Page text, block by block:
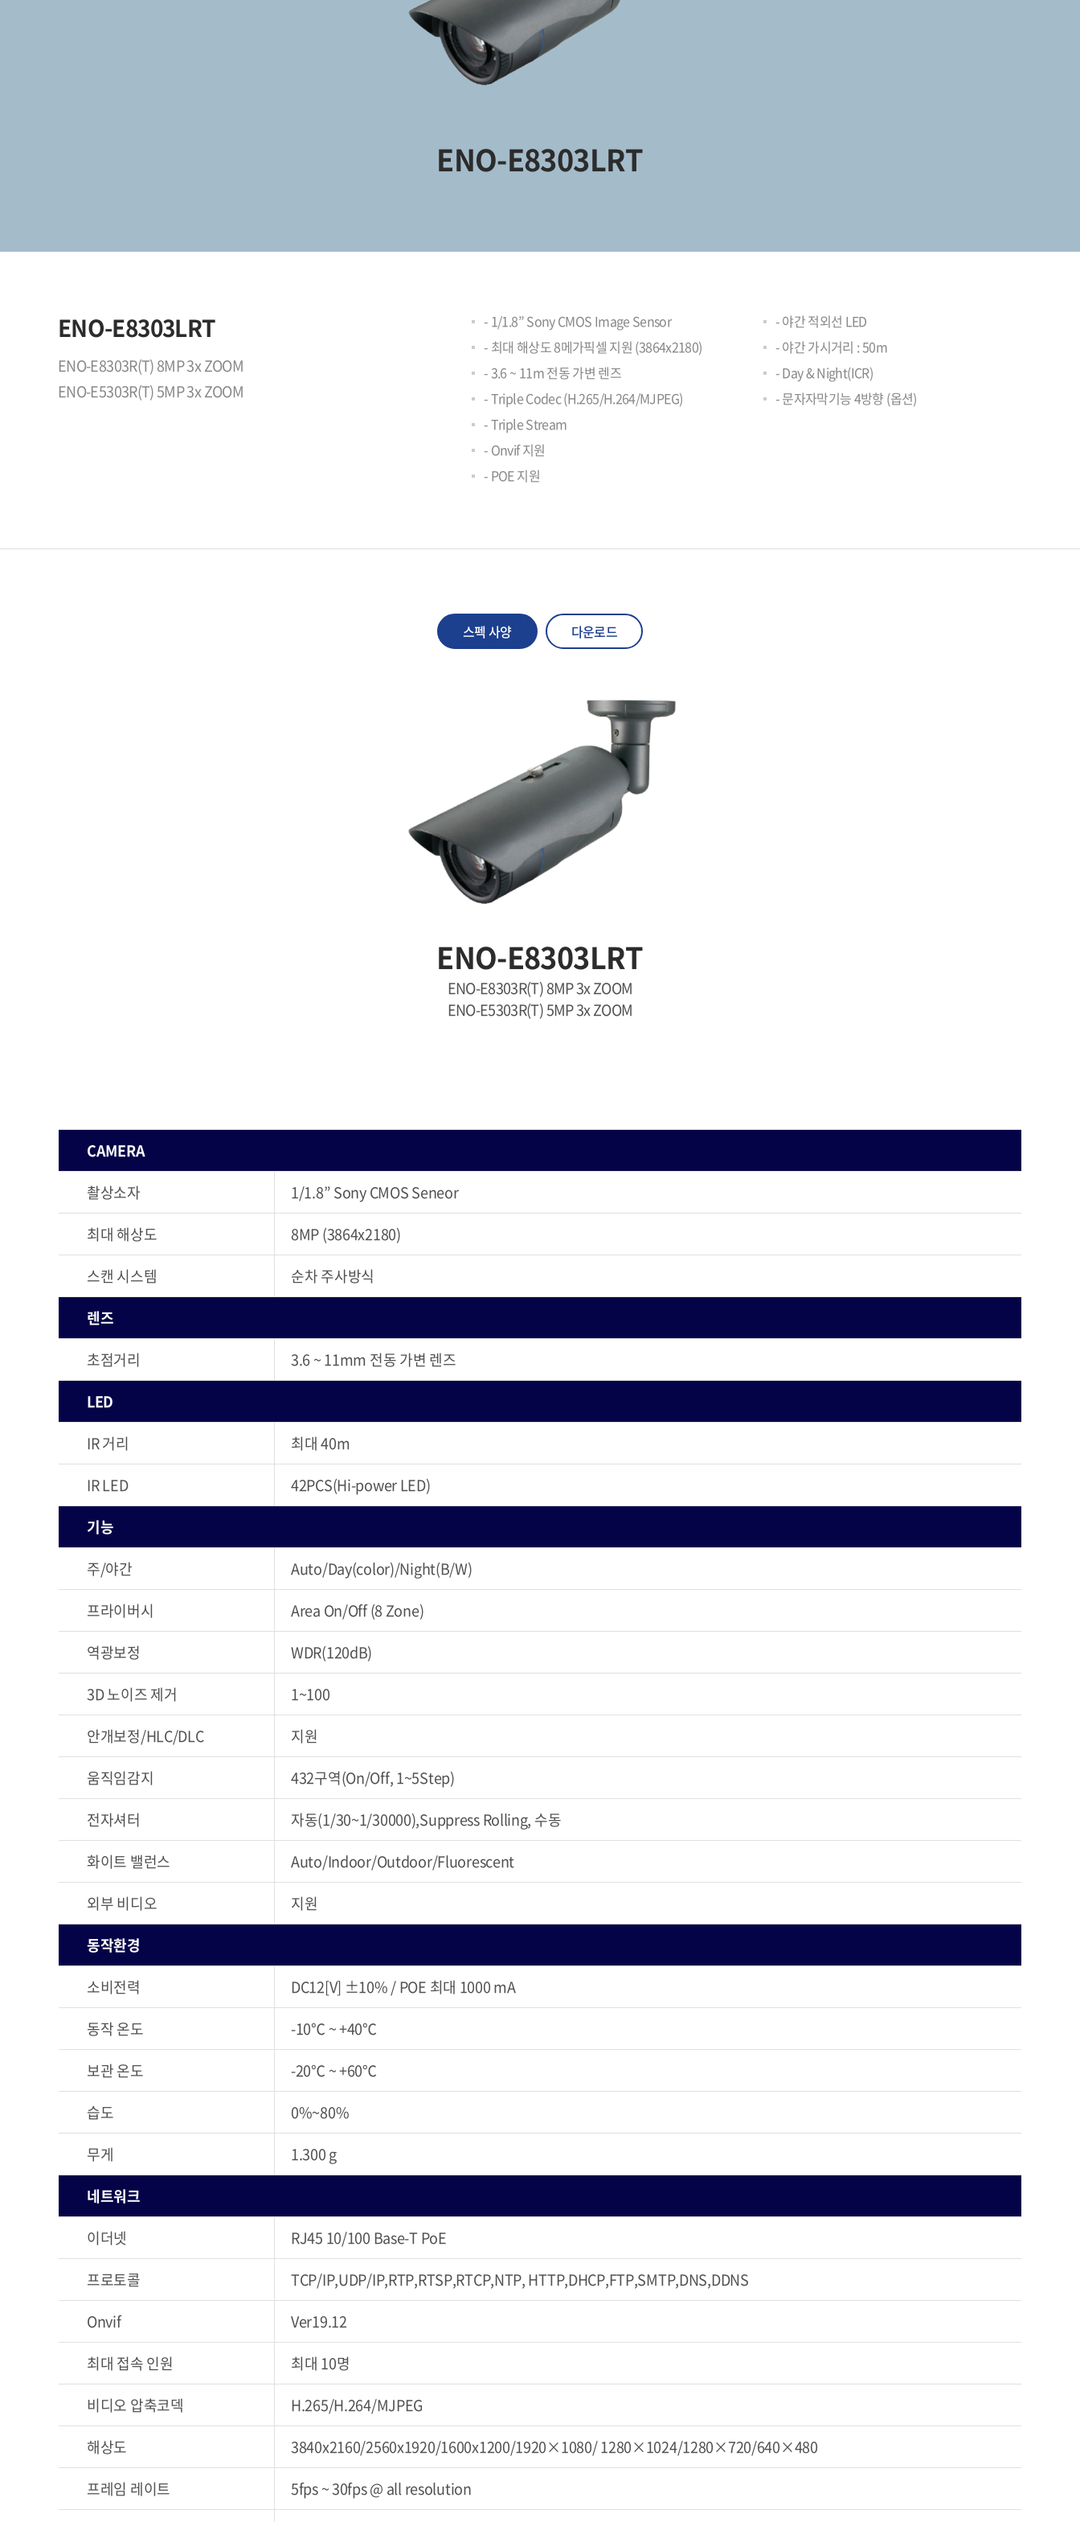
ENO-E8303LRT
ENO-E8303LRT
ENO-E8303R(T) 8MP 3x ZOOM
ENO-E5303R(T) 5MP 3x ZOOM
- 1/1.8” Sony CMOS Image Sensor
- 최대 해상도 8메가픽셀 지원 (3864x2180)
- 3.6 ~ 11m 전동 가변 렌즈
- Triple Codec (H.265/H.264/MJPEG)
- Triple Stream
- Onvif 지원
- POE 지원
- 야간 적외선 LED
- 야간 가시거리 : 50m
- Day & Night(ICR)
- 문자자막기능 4방향 (옵션)
스펙 사양 다운로드
ENO-E8303LRT
ENO-E8303R(T) 8MP 3x ZOOM
ENO-E5303R(T) 5MP 3x ZOOM
CAMERA
촬상소자
1/1.8” Sony CMOS Seneor
최대 해상도
8MP (3864x2180)
스캔 시스템
순차 주사방식
렌즈
초점거리
3.6 ~ 11mm 전동 가변 렌즈
LED
IR 거리
최대 40m
IR LED
42PCS(Hi-power LED)
기능
주/야간
Auto/Day(color)/Night(B/W)
프라이버시
Area On/Off (8 Zone)
역광보정
WDR(120dB)
3D 노이즈 제거
1~100
안개보정/HLC/DLC
지원
움직임감지
432구역(On/Off, 1~5Step)
전자셔터
자동(1/30~1/30000),Suppress Rolling, 수동
화이트 밸런스
Auto/Indoor/Outdoor/Fluorescent
외부 비디오
지원
동작환경
소비전력
DC12[V] ±10% / POE 최대 1000 mA
동작 온도
-10℃ ~ +40℃
보관 온도
-20℃ ~ +60℃
습도
0%~80%
무게
1.300 g
네트워크
이더넷
RJ45 10/100 Base-T PoE
프로토콜
TCP/IP,UDP/IP,RTP,RTSP,RTCP,NTP, HTTP,DHCP,FTP,SMTP,DNS,DDNS
Onvif
Ver19.12
최대 접속 인원
최대 10명
비디오 압축코덱
H.265/H.264/MJPEG
해상도
3840x2160/2560x1920/1600x1200/1920×1080/ 1280×1024/1280×720/640×480
프레임 레이트
5fps ~ 30fps @ all resolution